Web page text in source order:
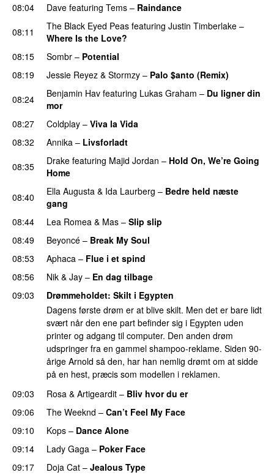
08:04 Dave featuring Tems – Raindance
08:11
The Black Eyed Peas featuring Justin Timberlake –
Where Is the Love?
08:15 Sombr – Potential
08:19 Jessie Reyez & Stormzy – Palo $anto (Remix)
08:24 Benjamin Hav featuring Lukas Graham – Du ligner din
mor
08:27
Coldplay – Viva la Vida
08:32
Annika – Livsforladt
08:35
Drake featuring Majid Jordan – Hold On, We’re Going
Home
08:40 Ella Augusta & Ida Laurberg – Bedre held næste
gang
08:44
Lea Romea & Mas – Slip slip
08:49 Beyoncé – Break My Soul
08:53
Aphaca – Flue i et spind
08:56
Nik & Jay – En dag tilbage
09:03
Drømmeholdet: Skilt i Egypten
Dagens første drøm er at blive skilt. Men det er bare lidt
svært når den ene part befinder sig i Egypten uden
printer og adgang til computer. Den anden drøm
udspringer fra en gammel shampoo-reklame. Siden 90-
årige Arnold så den, har han nemlig drømt om at sidde
på en hest, præcis som modellen i reklamen.
09:03
Rosa & Artigeardit – Bliv hvor du er
09:06 The Weeknd – Can’t Feel My Face
09:10 Kops – Dance Alone
09:14 Lady Gaga – Poker Face
09:17
Doja Cat – Jealous Type